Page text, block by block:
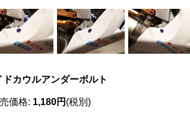
ドカウルアンダーボルト
価格: 1,180円 (税別)